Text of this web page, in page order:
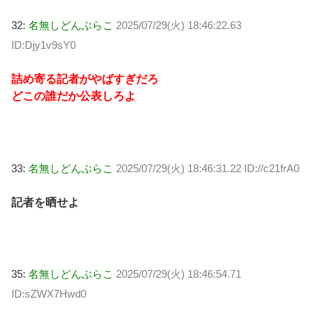
32: 名無しどんぶらこ 2025/07/29(火) 18:46:22.63
ID:Djy1v9sY0
詰め寄る記者がやばすぎだろ
どこの誰だか公表しろよ
33: 名無しどんぶらこ 2025/07/29(火) 18:46:31.22 ID://c21frA0
記者を晒せよ
35: 名無しどんぶらこ 2025/07/29(火) 18:46:54.71
ID:sZWX7Hwd0